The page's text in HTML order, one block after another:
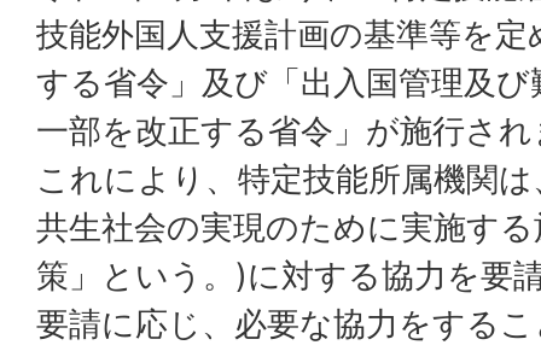
技能外国人支援計画の基準等を
する省令」及び「出入国管理及
一部を改正する省令」が施行さ
これにより、特定技能所属機関
共生社会の実現のために実施す
策」という。)に対する協力を要
要請に応じ、必要な協力をする